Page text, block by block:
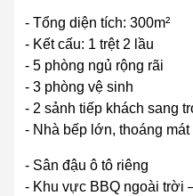
- Tổng diện tích: 300m²
- Kết cấu: 1 trệt 2 lầu
- 5 phòng ngủ rộng rãi
- 3 phòng vệ sinh
- 2 sảnh tiếp khách sang
- Nhà bếp lớn, thoáng mát
- Sân đậu ô tô riêng
- Khu vực BBQ ngoài trời